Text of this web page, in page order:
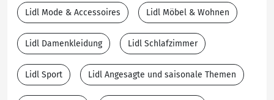
Lidl Mode & Accessoires Lidl Möbel & Wohnen
Lidl Damenkleidung Lidl Schlafzimmer
Lidl Sport Lidl Angesagte und saisonale Themen